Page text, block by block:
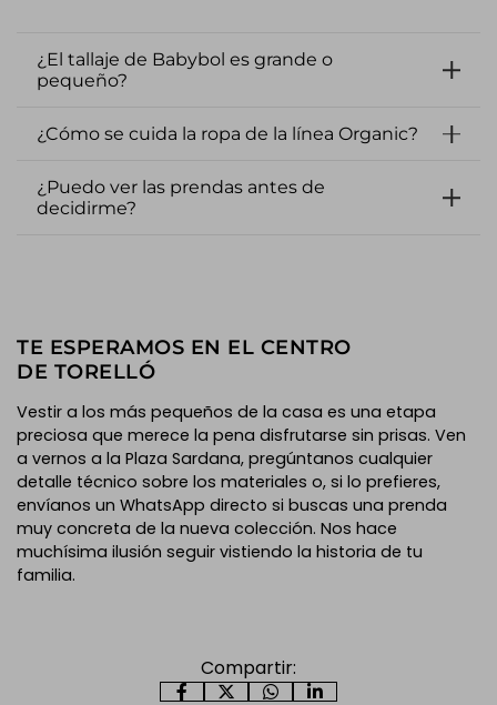
¿El tallaje de Babybol es grande o
pequeño?
¿Cómo se cuida la ropa de la línea Organic?
¿Puedo ver las prendas antes de
decidirme?
TE ESPERAMOS EN EL CENTRO
DE TORELLÓ
Vestir a los más pequeños de la casa es una etapa
preciosa que merece la pena disfrutarse sin prisas. Ven
a vernos a la Plaza Sardana, pregúntanos cualquier
detalle técnico sobre los materiales o, si lo prefieres,
envíanos un WhatsApp directo si buscas una prenda
muy concreta de la nueva colección. Nos hace
muchísima ilusión seguir vistiendo la historia de tu
familia.
Compartir: